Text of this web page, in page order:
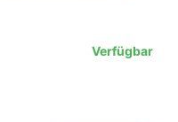
Verfügbar